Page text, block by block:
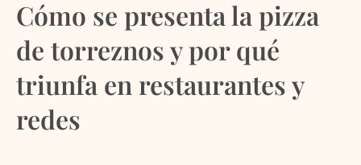
Cómo se presenta la pizza
de torreznos y por qué
triunfa en restaurantes y
redes